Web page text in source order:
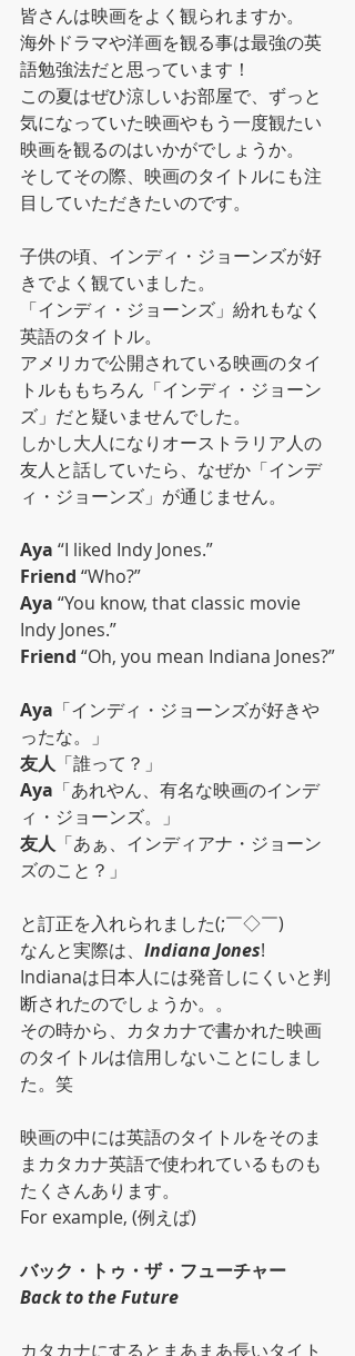
皆さんは映画をよく観られますか。
海外ドラマや洋画を観る事は最強の英
語勉強法だと思っています！
この夏はぜひ涼しいお部屋で、ずっと
気になっていた映画やもう一度観たい
映画を観るのはいかがでしょうか。
そしてその際、映画のタイトルにも注
目していただきたいのです。
子供の頃、インディ・ジョーンズが好
きでよく観ていました。
「インディ・ジョーンズ」紛れもなく
英語のタイトル。
アメリカで公開されている映画のタイ
トルももちろん「インディ・ジョーン
ズ」だと疑いませんでした。
しかし大人になりオーストラリア人の
友人と話していたら、なぜか「インデ
ィ・ジョーンズ」が通じません。
Aya “I liked Indy Jones.”
Friend “Who?”
Aya “You know, that classic movie
Indy Jones.”
Friend “Oh, you mean Indiana Jones?”
Aya 「インディ・ジョーンズが好きや
ったな。」
友人 「誰って？」
Aya 「あれやん、有名な映画のインデ
ィ・ジョーンズ。」
友人 「あぁ、インディアナ・ジョーン
ズのこと？」
と訂正を入れられました(;￣◇￣)
なんと実際は、 Indiana Jones!
Indianaは日本人には発音しにくいと判
断されたのでしょうか。。
その時から、カタカナで書かれた映画
のタイトルは信用しないことにしまし
た。笑
映画の中には英語のタイトルをそのま
まカタカナ英語で使われているものも
たくさんあります。
For example, (例えば)
バック・トゥ・ザ・フューチャー
Back to the Future
カタカナにするとまあまあ長いタイト